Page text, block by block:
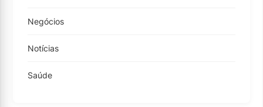
Negócios
Notícias
Saúde